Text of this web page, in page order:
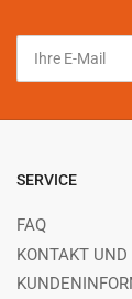
Mail
SERVICE
FAQ
KONTAKT